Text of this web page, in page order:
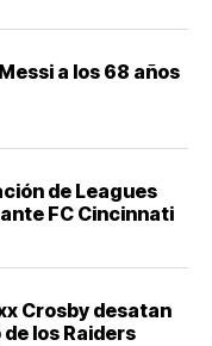
a los 68 años
de Leagues
FC Cincinnati
Crosby desatan
los Raiders